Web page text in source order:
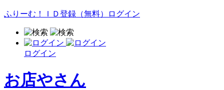
ふりーむ！ＩＤ登録（無料） ログイン
ログイン
お店やさん